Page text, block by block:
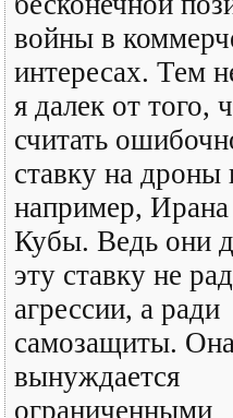
войны в
интересах. Тем
я далек от того,
считать
ставку на дроны
например,
Кубы. Ведь они
эту ставку не
агрессии, а ради
самозащиты.
вынуждается
ограниченными